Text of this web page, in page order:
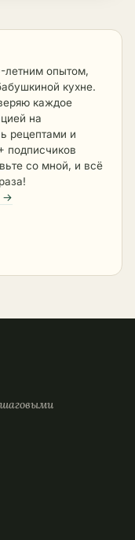
летним опытом,
кухне.
каждое
на
рецептами и
подписчиков
со мной, и всё
→